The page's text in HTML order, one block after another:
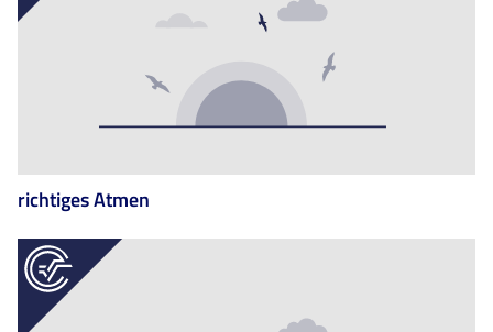
richtiges Atmen